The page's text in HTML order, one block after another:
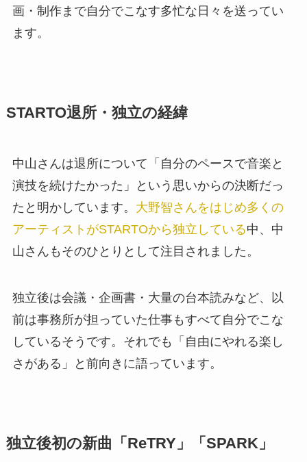
画・制作まで自分でこなす多忙な日々を送ってい
ます。
STARTO退所・独立の経緯
中山さんは退所について「自分のペースで音楽と
演技を続けたかった」という思いからの決断だっ
たと明かしています。 大野智さんをはじめ多くの
アーティストがSTARTOから独立している中、中
山さんもそのひとりとして注目されました。
独立後は会議・企画書・大量の台本読みなど、以
前は事務所が担っていた仕事もすべて自分でこな
しているそうです。それでも「自由にやれる楽し
さがある」と前向きに語っています。
独立後初の新曲「ReTRY」「SPARK」